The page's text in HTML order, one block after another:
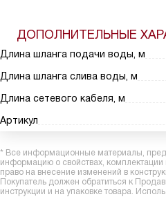
ДОПОЛНИТЕЛЬНЫЕ
Длина шланга подачи воды, м
Длина шланга слива воды, м
Длина сетевого кабеля, м
Артикул
* Все информационные материалы,
информацию о свойствах,
право на внесение изменений в
Покупатель должен обратиться к
инструкции и на упаковке товара.